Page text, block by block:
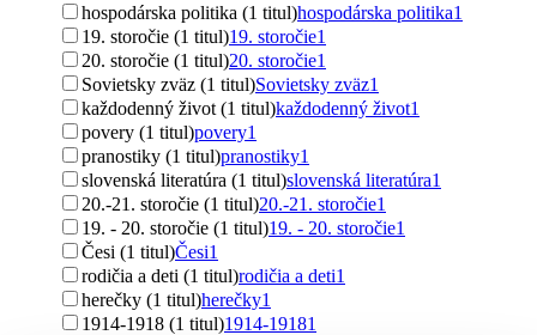
hospodárska politika (1 titul)hospodárska politika1
19. storočie (1 titul)19. storočie1
20. storočie (1 titul)20. storočie1
Sovietsky zväz (1 titul)Sovietsky zväz1
každodenný život (1 titul)každodenný život1
povery (1 titul)povery1
pranostiky (1 titul)pranostiky1
slovenská literatúra (1 titul)slovenská literatúra1
20.-21. storočie (1 titul)20.-21. storočie1
19. - 20. storočie (1 titul)19. - 20. storočie1
Česi (1 titul)Česi1
rodičia a deti (1 titul)rodičia a deti1
herečky (1 titul)herečky1
1914-1918 (1 titul)1914-19181